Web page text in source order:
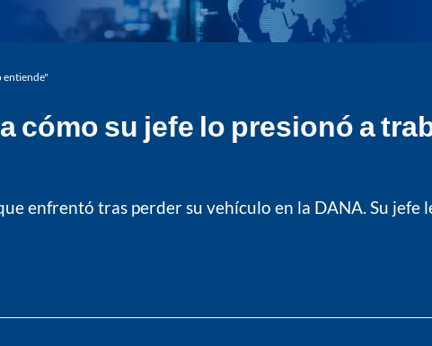
entiende"
cómo su jefe lo presionó a
enfrentó tras perder su vehículo en la DANA. Su jefe